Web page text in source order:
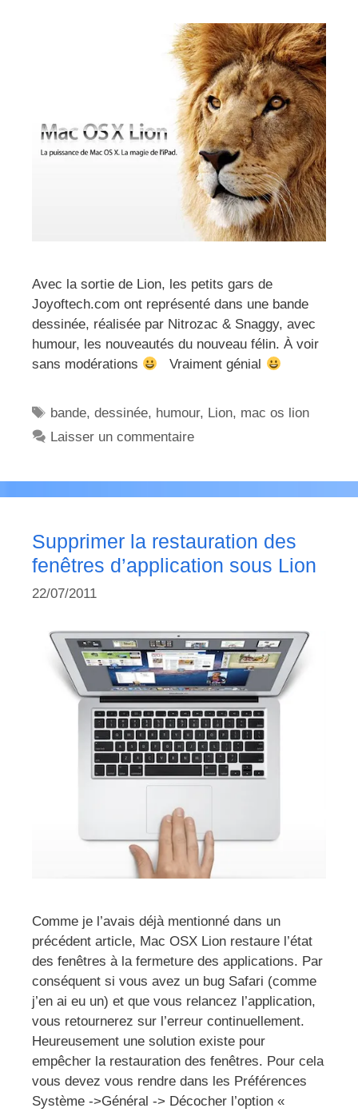
Avec la sortie de Lion, les petits gars de
Joyoftech.com ont représenté dans une bande
dessinée, réalisée par Nitrozac & Snaggy, avec
humour, les nouveautés du nouveau félin. À voir
sans modérations
Vraiment génial
Étiquettes
bande,dessinée, humour, Lion, mac os lion
Laisser un commentaire
Supprimer la restauration des
fenêtres d’application sous Lion
22/07/2011
Comme je l’avais déjà mentionné dans un
précédent article, Mac OSX Lion restaure l’état
des fenêtres à la fermeture des applications. Par
conséquent si vous avez un bug Safari (comme
j’en ai eu un) et que vous relancez l’application,
vous retournerez sur l’erreur continuellement.
Heureusement une solution existe pour
empêcher la restauration des fenêtres. Pour cela
vous devez vous rendre dans les Préférences
Système ->Général -> Décocher l’option «